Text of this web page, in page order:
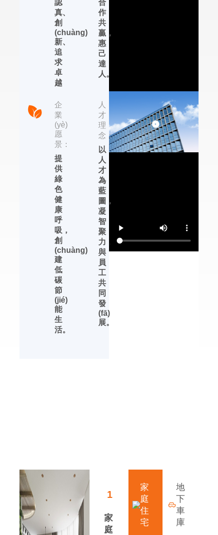
艾普生環
(huán)境科技
集研發(fā)、制造、
銷售等一體化服務的
綜合性有限公司，位
于國內(nèi)著名的輕
工業(yè)制造基地
——杭州，依托于近
年來杭州的國家信息
化試點城市、電子商
務試點城市、集成電
路設計產(chǎn)業
(yè)化基地的發(fā)展
優(yōu)勢，在除濕
機、加濕器、恒溫恒
濕機及轉輪除濕機等
產(chǎn)品的性能提
升、產(chǎn)品完
善、生產(chǎn)管理
等方面，都有領先行
業(yè)的發(fā)展優
(yōu)勢。
杭州川田電器擁有自
主品牌，中文標識
【友川】，英文標識
【YOTREE】。川田
電器——核心產
(chǎn)品 川田電器目
前專業(yè)生產
(chǎn)除濕機、加濕
認
真、
創
(chuàng)
新、
追
求
卓
越
合
作
共
贏，
惠
己
達
人。
企
業
(yè)
愿
景：
提
供
綠
色
健
康
呼
吸，
創
(chuàng)
建
低
碳
節
(jié)
能
生
活。
人
才
理
念：
以
人
才
為
藍
圖，
凝
智
聚
力，
與
員
工
共
同
發
(fā)
展。
1
家
庭
家
庭
住
宅
地
下
車
庫